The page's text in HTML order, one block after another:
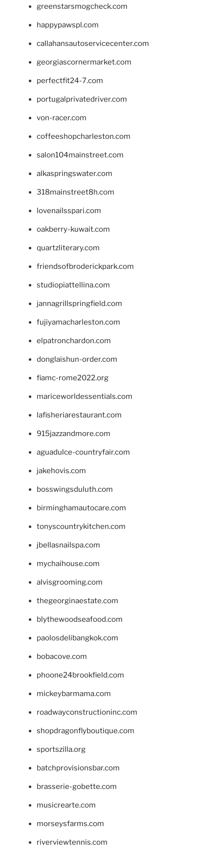
greenstarsmogcheck.com
happypawspl.com
callahansautoservicecenter.com
georgiascornermarket.com
perfectfit24-7.com
portugalprivatedriver.com
von-racer.com
coffeeshopcharleston.com
salon104mainstreet.com
alkaspringswater.com
318mainstreet8h.com
lovenailsspari.com
oakberry-kuwait.com
quartzliterary.com
friendsofbroderickpark.com
studiopiattellina.com
jannagrillspringfield.com
fujiyamacharleston.com
elpatronchardon.com
donglaishun-order.com
fiamc-rome2022.org
mariceworldessentials.com
lafisheriarestaurant.com
915jazzandmore.com
aguadulce-countryfair.com
jakehovis.com
bosswingsduluth.com
birminghamautocare.com
tonyscountrykitchen.com
jbellasnailspa.com
mychaihouse.com
alvisgrooming.com
thegeorginaestate.com
blythewoodseafood.com
paolosdelibangkok.com
bobacove.com
phoone24brookfield.com
mickeybarmama.com
roadwayconstructioninc.com
shopdragonflyboutique.com
sportszilla.org
batchprovisionsbar.com
brasserie-gobette.com
musicrearte.com
morseysfarms.com
riverviewtennis.com